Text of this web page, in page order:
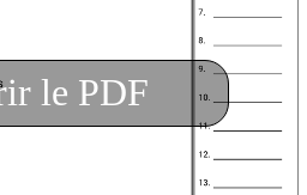
le PDF